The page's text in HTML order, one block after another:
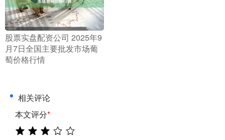
​股票实盘配资公司 2025年9
月7日全国主要批发市场葡
萄价格行情
相关评论
本文评分*